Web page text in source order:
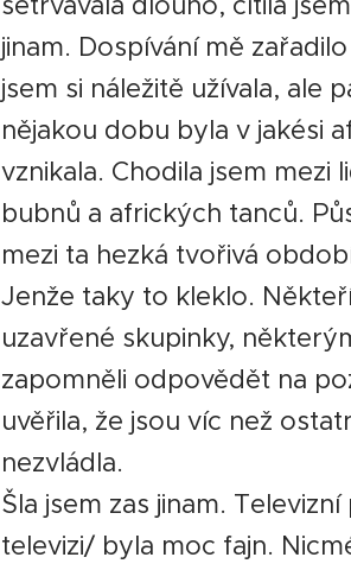
jinam. Dospívání mě
jsem si náležitě užívala, ale
nějakou dobu byla v jakési
vznikala. Chodila jsem mezi
bubnů a afrických tanců.
mezi ta hezká tvořivá
Jenže taky to kleklo.
uzavřené skupinky,
zapomněli odpovědět na
uvěřila, že jsou víc než
nezvládla.
Šla jsem zas jinam.
televizi/ byla moc fajn.